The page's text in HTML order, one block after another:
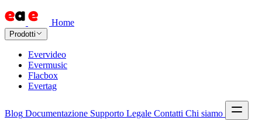
Home
Prodotti
Evervideo
Evermusic
Flacbox
Evertag
Blog Documentazione Supporto Legale Contatti Chi siamo